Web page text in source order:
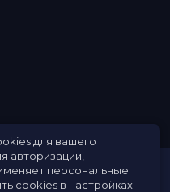
для вашего
авторизации,
персональные
cookies в настройках